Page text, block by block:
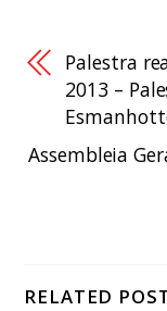
Palestra
2013 –
Assembleia
RELATED